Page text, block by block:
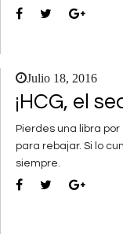
Julio 18, 2016
¡HCG, el
Pierdes una libra
para rebajar. Si lo
siempre.